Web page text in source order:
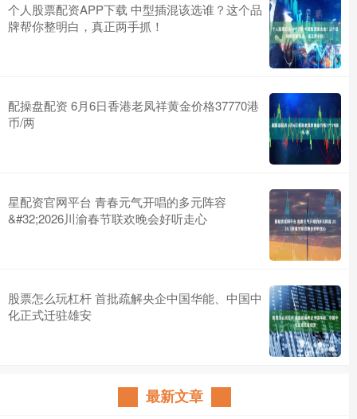
个人股票配资APP下载 中型插混该选谁？这个品
牌帮你整明白，真正两手抓！
配操盘配资 6月6日香港老凤祥黄金价格37770港
币/两
星配资官网平台 青春元气开唱的多元阵容
&#32;2026川渝春节联欢晚会好听走心
股票怎么玩杠杆 首批疏解央企中国华能、中国中
化正式迁驻雄安
最新文章